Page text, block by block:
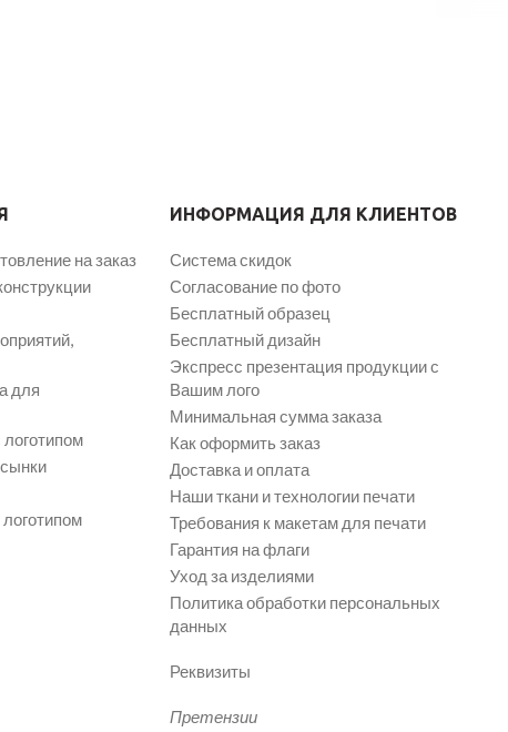
на заказ
для
логотипом
ИНФОРМАЦИЯ ДЛЯ КЛИЕНТОВ
Система скидок
Согласование по фото
Бесплатный образец
Бесплатный дизайн
Экспресс презентация продукции с
Вашим лого
Минимальная сумма заказа
Как оформить заказ
Доставка и оплата
Наши ткани и технологии печати
Требования к макетам для печати
Гарантия на флаги
Уход за изделиями
Политика обработки персональных
данных
Реквизиты
Претензии